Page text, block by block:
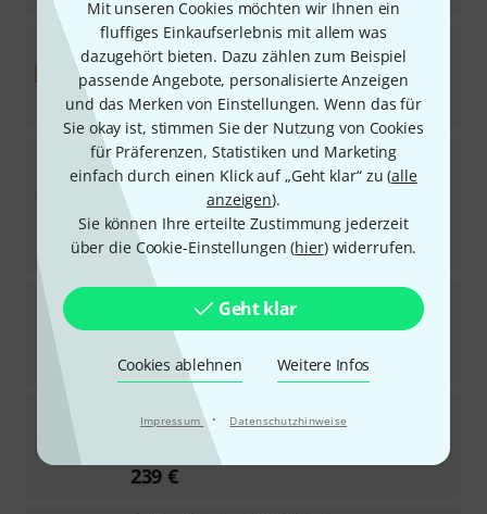
Mit unseren Cookies möchten wir Ihnen ein
fluffiges Einkaufserlebnis mit allem was
dazugehört bieten. Dazu zählen zum Beispiel
passende Angebote, personalisierte Anzeigen
und das Merken von Einstellungen. Wenn das für
Sie okay ist, stimmen Sie der Nutzung von Cookies
für Präferenzen, Statistiken und Marketing
einfach durch einen Klick auf „Geht klar“ zu (alle
anzeigen).
Sie können Ihre erteilte Zustimmung jederzeit
über die Cookie-Einstellungen (hier) widerrufen.
Geht klar
Cookies ablehnen Weitere Infos
Impressum · Datenschutzhinweise
GoldonSop. Xylophone Complemet 10205
2
In 2–3 Wochen lieferbar
198€
Studio 49SX2000 Soprano Xylophone
2
Kurzfristig lieferbar (2–5 Tage)
466 €
UVP:570 €
-18%
SKX 300 Soprano Xylophone
Sofort lieferbar
898€
H-SXG 1000 Chromatic Extension
Auf Anfrage
239 €